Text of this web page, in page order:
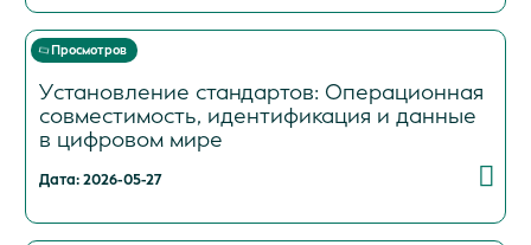
Просмотров
Установление стандартов: Операционная
совместимость, идентификация и данные
в цифровом мире
Дата: 2026-05-27